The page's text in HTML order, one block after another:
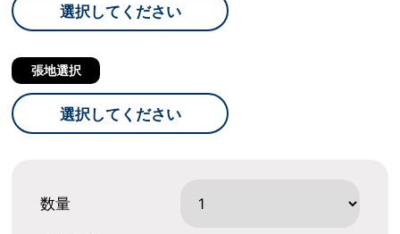
選択してください
張地選択
選択してください
数量